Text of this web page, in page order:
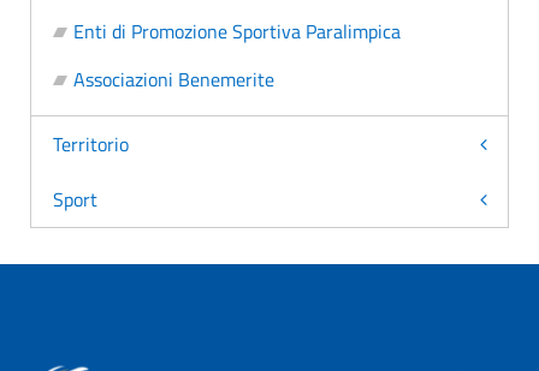
Enti di Promozione Sportiva Paralimpica
Associazioni Benemerite
Territorio
Sport